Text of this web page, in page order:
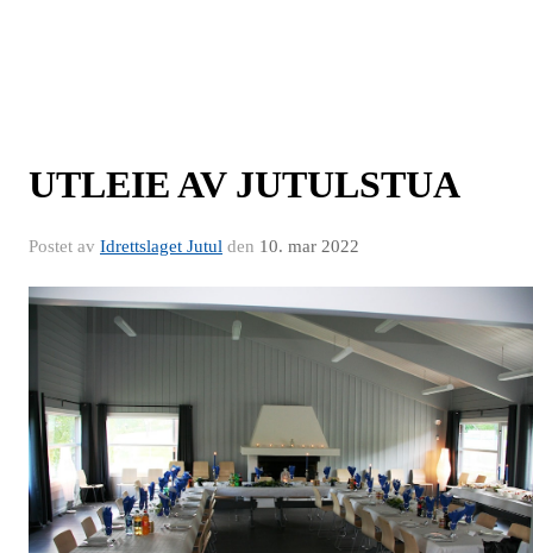
UTLEIE AV JUTULSTUA
Postet av Idrettslaget Jutul den 10. mar 2022